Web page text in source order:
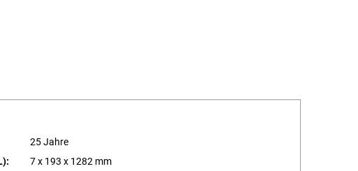
25 Jahre
7 x 193 x 1282 mm